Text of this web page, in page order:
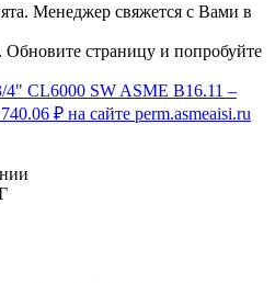
Менеджер свяжется с Вами в
страницу и попробуйте